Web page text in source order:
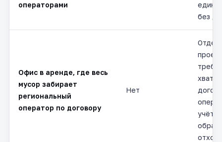
операторами
без
Офис в аренде, где весь
мусор забирает
региональный
оператор по договору
Нет
учёта